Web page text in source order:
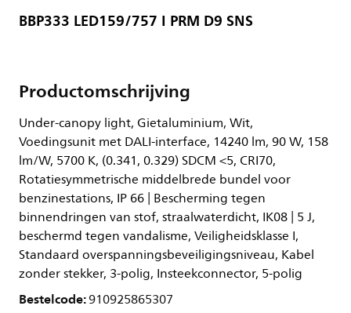
BBP333 LED159/757 I PRM D9 SNS
Productomschrijving
Under-canopy light, Gietaluminium, Wit,
Voedingsunit met DALI-interface, 14240 lm, 90 W, 158
lm/W, 5700 K, (0.341, 0.329) SDCM <5, CRI70,
Rotatiesymmetrische middelbrede bundel voor
benzinestations, IP 66 | Bescherming tegen
binnendringen van stof, straalwaterdicht, IK08 | 5 J,
beschermd tegen vandalisme, Veiligheidsklasse I,
Standaard overspanningsbeveiligingsniveau, Kabel
zonder stekker, 3-polig, Insteekconnector, 5-polig
Bestelcode:910925865307